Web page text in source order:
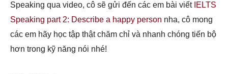
Speaking qua video, cô sẽ gửi đến các em bài viết IELTS
Speaking part 2: Describe a happy person nha, cô mong
các em hãy học tập thật chăm chỉ và nhanh chóng tiến bộ
hơn trong kỹ năng nói nhé!